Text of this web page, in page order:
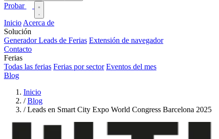
Probar
Inicio Acerca de
Solución
Generador Leads de Ferias Extensión de navegador
Contacto
Ferias
Todas las ferias Ferias por sector Eventos del mes
Blog
Inicio
/ Blog
/ Leads en Smart City Expo World Congress Barcelona 2025